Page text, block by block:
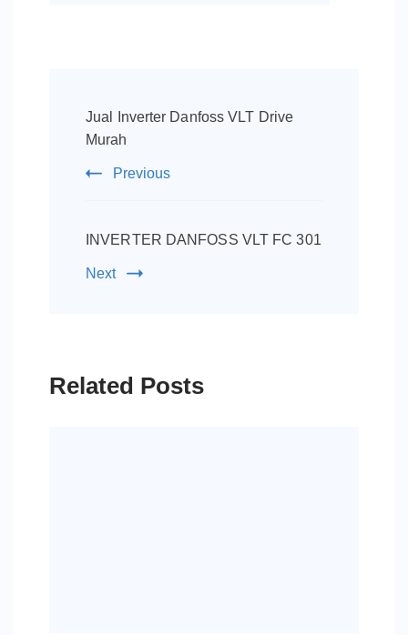
Navigation
Jual Inverter Danfoss VLT Drive
Murah
Previous
INVERTER DANFOSS VLT FC 301
Next
Related Posts